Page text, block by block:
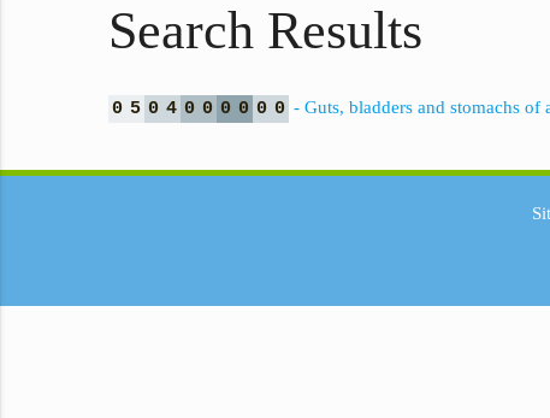
Search Results
0 5 0 4 0 0 0 0 0 0 - Guts, bladders and stomachs